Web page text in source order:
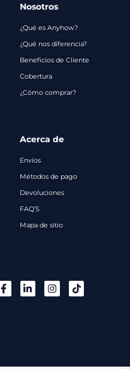
Nosotros
¿Qué es Anyhow?
¿Qué nos diferencia?
Beneficios de Cliente
Cobertura
¿Cómo comprar?
Acerca de
Envíos
Métodos de pago
Devoluciones
FAQ’S
Mapa de sitio